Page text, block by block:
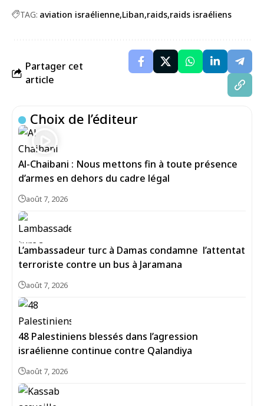
TAG: aviation israélienne Liban raids raids israéliens
Partager cet
article
Choix de l’éditeur
Al-Chaibani : Nous mettons fin à toute présence
d’armes en dehors du cadre légal
août 7, 2026
L’ambassadeur turc à Damas condamne l’attentat
terroriste contre un bus à Jaramana
août 7, 2026
48 Palestiniens blessés dans l’agression
israélienne continue contre Qalandiya
août 7, 2026